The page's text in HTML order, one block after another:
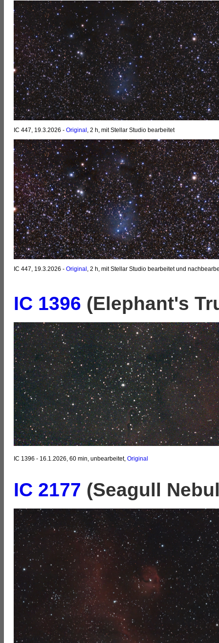
IC 447, 19.3.2026 - Original , 2 h, mit Stellar Studio bearbeitet
IC 447, 19.3.2026 - Original , 2 h, mit Stellar Studio bearbeitet und
IC 1396 (Elephant's
IC 1396 - 16.1.2026, 60 min, unbearbeitet, Original
IC 2177 (Seagull